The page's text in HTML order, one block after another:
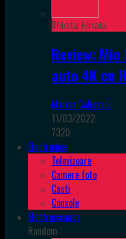
8Nota Finala
Review:
auto 4K cu
Marian Calinescu
11/03/2022
7320
Electronice
Televizoare
Camere foto
Casti
Console
Electrocasnice
Random